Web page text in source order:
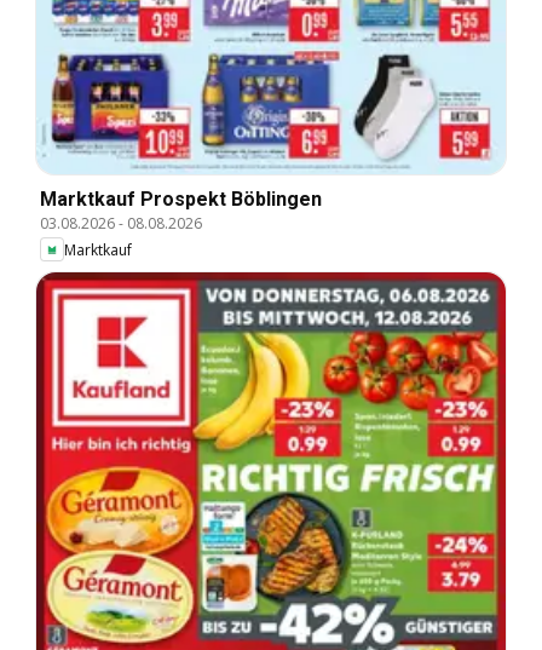
Marktkauf Prospekt Böblingen
03.08.2026- 08.08.2026
Marktkauf